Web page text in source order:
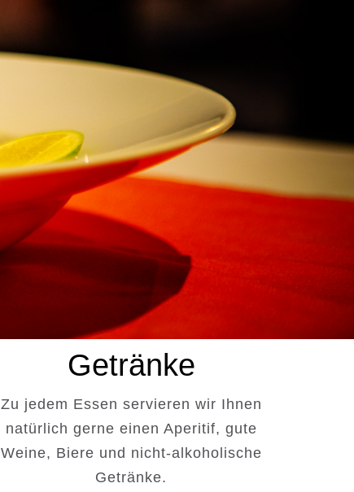
Getränke
Zu jedem Essen servieren wir Ihnen
natürlich gerne einen Aperitif, gute
Weine, Biere und nicht-alkoholische
Getränke.